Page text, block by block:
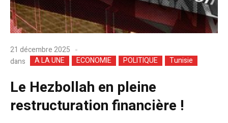
21 décembre 2025
dans
A LA UNE ECONOMIE POLITIQUE Tunisie
Le Hezbollah en pleine
restructuration financière !